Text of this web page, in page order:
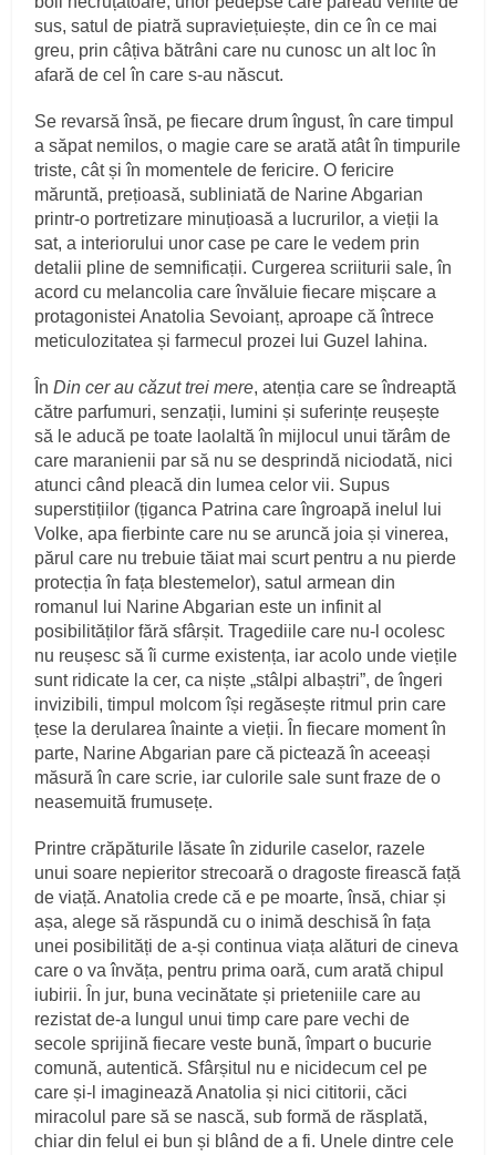
sus, satul de piatră supraviețuiește, din ce în ce mai
greu, prin câțiva bătrâni care nu cunosc un alt loc în
afară de cel în care s-au născut.
Se revarsă însă, pe fiecare drum îngust, în care timpul
a săpat nemilos, o magie care se arată atât în timpurile
triste, cât și în momentele de fericire. O fericire
măruntă, prețioasă, subliniată de Narine Abgarian
printr-o portretizare minuțioasă a lucrurilor, a vieții la
sat, a interiorului unor case pe care le vedem prin
detalii pline de semnificații. Curgerea scriiturii sale, în
acord cu melancolia care învăluie fiecare mișcare a
protagonistei Anatolia Sevoianț, aproape că întrece
meticulozitatea și farmecul prozei lui Guzel Iahina.
ÎnDin cer au căzut trei mere, atenția care se îndreaptă
către parfumuri, senzații, lumini și suferințe reușește
să le aducă pe toate laolaltă în mijlocul unui tărâm de
care maranienii par să nu se desprindă niciodată, nici
atunci când pleacă din lumea celor vii. Supus
superstițiilor (țiganca Patrina care îngroapă inelul lui
Volke, apa fierbinte care nu se aruncă joia și vinerea,
părul care nu trebuie tăiat mai scurt pentru a nu pierde
protecția în fața blestemelor), satul armean din
romanul lui Narine Abgarian este un infinit al
posibilităților fără sfârșit. Tragediile care nu-l ocolesc
nu reușesc să îi curme existența, iar acolo unde viețile
sunt ridicate la cer, ca niște „stâlpi albaștri”, de îngeri
invizibili, timpul molcom își regăsește ritmul prin care
țese la derularea înainte a vieții. În fiecare moment în
parte, Narine Abgarian pare că pictează în aceeași
măsură în care scrie, iar culorile sale sunt fraze de o
neasemuită frumusețe.
Printre crăpăturile lăsate în zidurile caselor, razele
unui soare nepieritor strecoară o dragoste firească față
de viață. Anatolia crede că e pe moarte, însă, chiar și
așa, alege să răspundă cu o inimă deschisă în fața
unei posibilități de a-și continua viața alături de cineva
care o va învăța, pentru prima oară, cum arată chipul
iubirii. În jur, buna vecinătate și prieteniile care au
rezistat de-a lungul unui timp care pare vechi de
secole sprijină fiecare veste bună, împart o bucurie
comună, autentică. Sfârșitul nu e nicidecum cel pe
care și-l imaginează Anatolia și nici cititorii, căci
miracolul pare să se nască, sub formă de răsplată,
chiar din felul ei bun și blând de a fi. Unele dintre cele